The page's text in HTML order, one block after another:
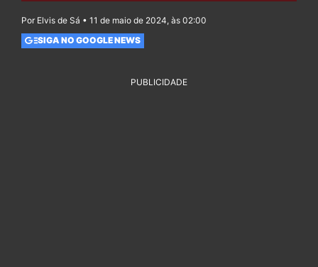
Por Elvis de Sá • 11 de maio de 2024, às 02:00
SIGA NO GOOGLE NEWS
PUBLICIDADE